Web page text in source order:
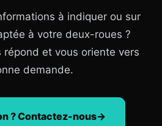
à indiquer ou sur
à votre deux-roues ?
répond et vous oriente vers
demande.
? Contactez-nous